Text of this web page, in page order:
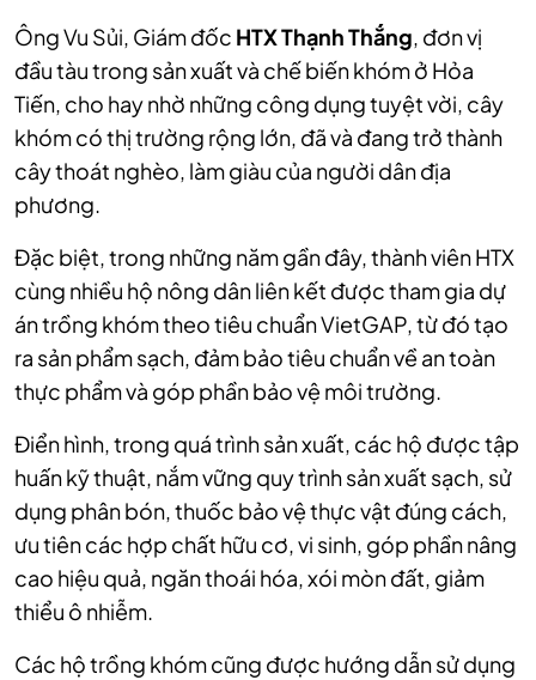
Ông Vu Sủi, Giám đốc HTX Thạnh Thắng, đơn vị
đầu tàu trong sản xuất và chế biến khóm ở Hỏa
Tiến, cho hay nhờ những công dụng tuyệt vời, cây
khóm có thị trường rộng lớn, đã và đang trở thành
cây thoát nghèo, làm giàu của người dân địa
phương.
Đặc biệt, trong những năm gần đây, thành viên HTX
cùng nhiều hộ nông dân liên kết được tham gia dự
án trồng khóm theo tiêu chuẩn VietGAP, từ đó tạo
ra sản phẩm sạch, đảm bảo tiêu chuẩn về an toàn
thực phẩm và góp phần bảo vệ môi trường.
Điển hình, trong quá trình sản xuất, các hộ được tập
huấn kỹ thuật, nắm vững quy trình sản xuất sạch, sử
dụng phân bón, thuốc bảo vệ thực vật đúng cách,
ưu tiên các hợp chất hữu cơ, vi sinh, góp phần nâng
cao hiệu quả, ngăn thoái hóa, xói mòn đất, giảm
thiểu ô nhiễm.
Các hộ trồng khóm cũng được hướng dẫn sử dụng